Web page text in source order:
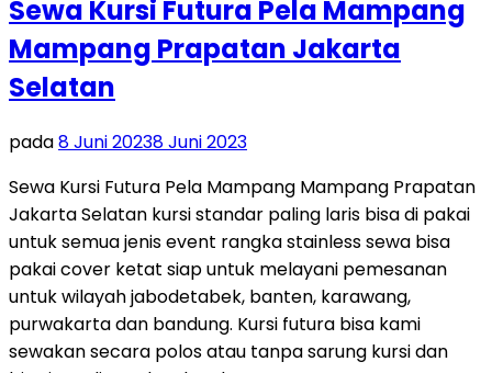
Sewa Kursi Futura Pela Mampang
Mampang Prapatan Jakarta
Selatan
pada8 Juni 20238 Juni 2023
Sewa Kursi Futura Pela Mampang Mampang Prapatan
Jakarta Selatan kursi standar paling laris bisa di pakai
untuk semua jenis event rangka stainless sewa bisa
pakai cover ketat siap untuk melayani pemesanan
untuk wilayah jabodetabek, banten, karawang,
purwakarta dan bandung. Kursi futura bisa kami
sewakan secara polos atau tanpa sarung kursi dan